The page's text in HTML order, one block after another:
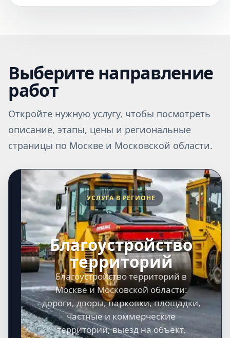
Выберите направление
работ
Откройте нужную услугу, чтобы посмотреть
описание, этапы, цены и региональные
страницы по Москве и Московской области.
УСЛУГА В РЕГИОНЕ
Благоустройство
территорий
Благоустройство территорий в
Москве и Московской области:
дороги, дворы, парковки, площадки,
частные и коммерческие
территории, выезд на объект,